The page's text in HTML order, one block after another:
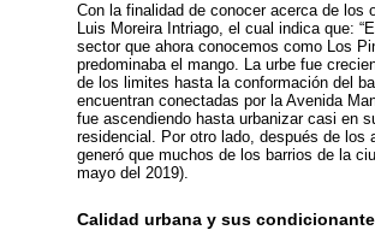
Con la finalidad de conocer acerca de los
Luis Moreira Intriago, el cual indica que:
sector que ahora conocemos como Los
predominaba el mango. La urbe fue
de los limites hasta la conformación del
encuentran conectadas por la Avenida
fue ascendiendo hasta urbanizar casi en
residencial. Por otro lado, después de los
generó que muchos de los barrios de la
mayo del 2019).
Calidad urbana y sus